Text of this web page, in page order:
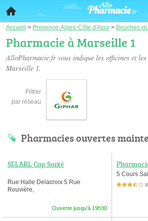
Accueil > Provence-Alpes-Côte d'Azur > Bouches-
Pharmacie à Marseille 1
AlloPharmacie.fr vous indique les officines et les
Marseille 1.
Filtrer
par réseau
Pharmacies ouvertes
SELARL Cap Santé
Rue Halle Delacroix 5 Rue
Rouvière,
Ouverte jusqu'à 19h30
5 Cours
3,5 étoiles sur 5